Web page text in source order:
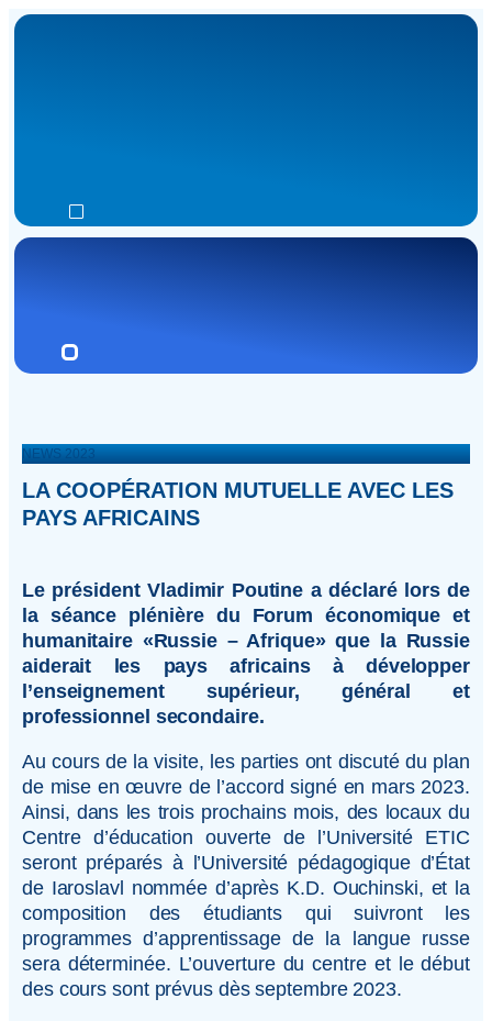
NEWS 2023
LA COOPÉRATION MUTUELLE AVEC LES
PAYS AFRICAINS
Le président Vladimir Poutine a déclaré lors de
la séance plénière du Forum économique et
humanitaire «Russie – Afrique» que la Russie
aiderait les pays africains à développer
l’enseignement supérieur, général et
professionnel secondaire.
Au cours de la visite, les parties ont discuté du plan
de mise en œuvre de l’accord signé en mars 2023.
Ainsi, dans les trois prochains mois, des locaux du
Centre d’éducation ouverte de l’Université ETIC
seront préparés à l’Université pédagogique d’État
de Iaroslavl nommée d’après K.D. Ouchinski, et la
composition des étudiants qui suivront les
programmes d’apprentissage de la langue russe
sera déterminée. L’ouverture du centre et le début
des cours sont prévus dès septembre 2023.